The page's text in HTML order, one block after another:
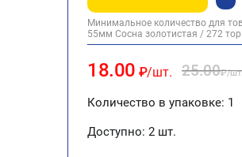
Минимальное количество для
55мм Сосна золотистая / 272
18.00 ₽/шт. 25.00₽/
Количество в упаковке: 1
Доступно: 2 шт.